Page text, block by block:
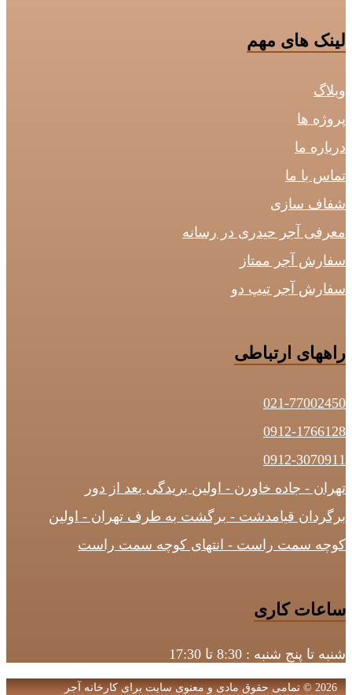
لینک های مهم
وبلاگ
پروژه ها
درباره ما
تماس با ما
شفاف سازی
معرفی آجر حیدری در رسانه
سفارش آجر ممتاز
سفارش آجر تیپ دو
راههای ارتباطی
021-77002450
0912-1766128
0912-3070911
تهران - جاده خاورن - اولین بریدگی بعد از دور
برگردان قیامدشت - برگشت به طرف تهران - اولین
کوچه سمت راست - انتهای کوچه سمت راست
ساعات کاری
شنبه تا پنج شنبه : 8:30 تا 17:30
2026 © تمامی حقوق مادی و معنوی سایت برای کارخانه آجر